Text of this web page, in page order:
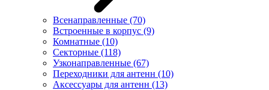
Всенаправленные (70)
Встроенные в корпус (9)
Комнатные (10)
Секторные (118)
Узконаправленные (67)
Переходники для антенн (10)
Аксессуары для антенн (13)